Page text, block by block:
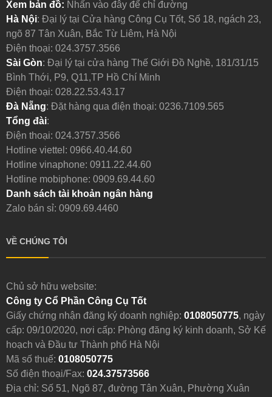
Xem bản đồ: Nhấn vào đây để chỉ đường
Hà Nội: Đại lý tại Cửa hàng Công Cụ Tốt, Số 18, ngách 23,
ngõ 87 Tân Xuân, Bắc Từ Liêm, Hà Nội
Điện thoại: 024.3757.3566
Sài Gòn: Đại lý tại cửa hàng Thế Giới Đồ Nghề, 181/31/15
Bình Thới, P9, Q11,TP Hồ Chí Minh
Điện thoại: 028.22.53.43.17
Đà Nẵng: Đặt hàng qua điện thoại: 0236.7109.565
Tổng đài:
Điện thoại: 024.3757.3566
Hotline viettel: 0966.40.44.60
Hotline vinaphone: 0911.22.44.60
Hotline mobiphone: 0909.69.44.60
Danh sách tài khoản ngân hàng
Zalo bán sỉ: 0909.69.4460
VỀ CHÚNG TÔI
Chủ sở hữu website:
Công ty Cổ Phần Công Cụ Tốt
Giấy chứng nhận đăng ký doanh nghiệp: 0108050775, ngày
cấp: 09/10/2020, nơi cấp: Phòng đăng ký kinh doanh, Sở Kế
hoạch và Đầu tư Thành phố Hà Nội
Mã số thuế: 0108050775
Số điện thoại/Fax: 024.37573566
Địa chỉ: Số 51, Ngõ 87, đường Tân Xuân, Phường Xuân